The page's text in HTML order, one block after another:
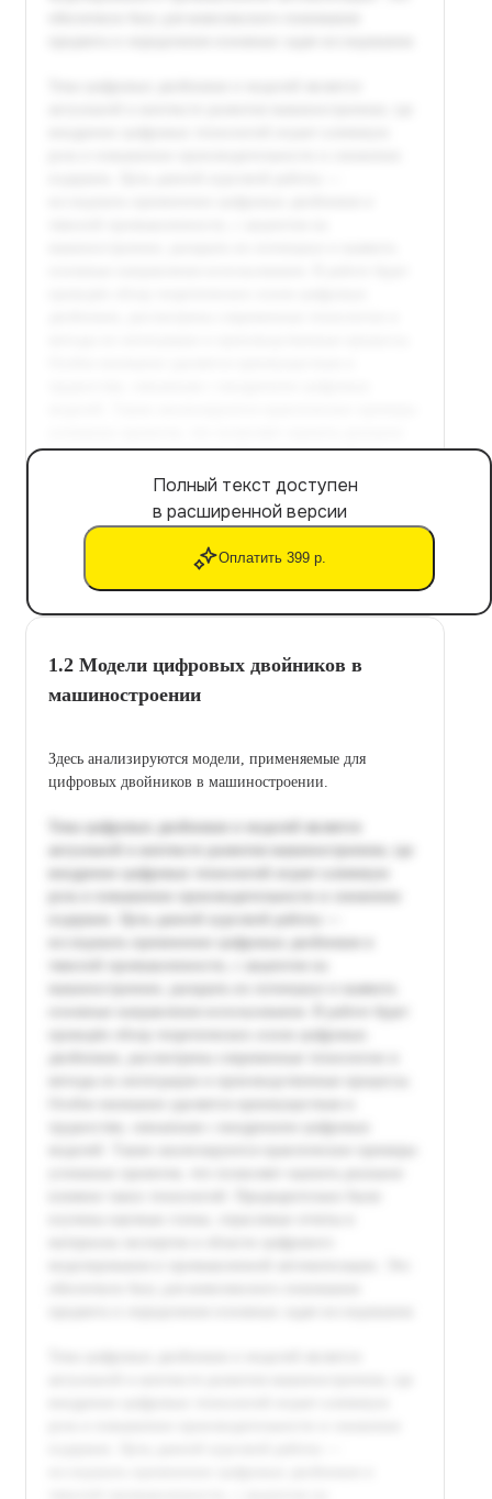
Полный текст доступен
в расширенной версии
Оплатить 399 р.
1.2 Модели цифровых двойников в
машиностроении
Здесь анализируются модели, применяемые для
цифровых двойников в машиностроении.